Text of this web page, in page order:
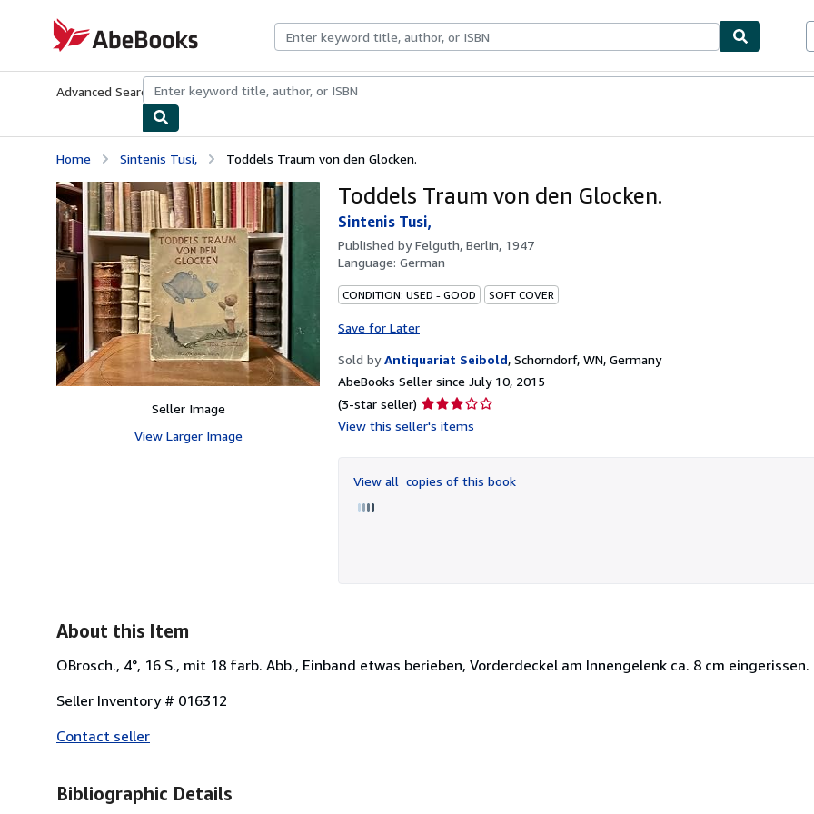
AbeBooks.com
Advanced Search Browse CollectionsRare BooksArt & Collectibles
Home Sintenis Tusi, Toddels Traum von den Glocken.
Seller Image
View Larger Image
Toddels Traum von den Glocken.
Sintenis Tusi,
Published byFelguth, Berlin, 1947
Language: German
CONDITION: USED - GOOD SOFT COVER
Save for Later
Sold by Antiquariat Seibold, Schorndorf, WN, Germany
AbeBooks Seller since July 10, 2015
(3-star seller) Seller
rating
of
5
View this seller's items
View all copies of this book
About this Item
OBrosch., 4°, 16 S., mit 18 farb. Abb., Einband etwas berieben, Vorderdeckel am Innengelenk ca. 8 cm eingerissen.
Seller Inventory # 016312
Contact seller
Bibliographic Details